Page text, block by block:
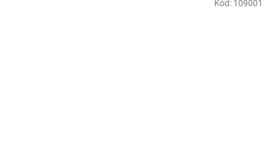
Kód: 109001